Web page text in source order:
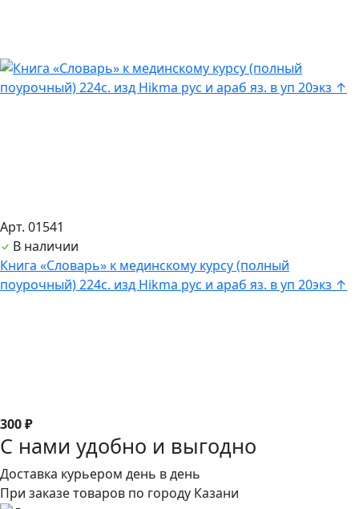
Арт. 01541
В наличии
Книга «Словарь» к мединскому курсу (полный
поурочный) 224с. изд Hikma рус и араб яз. в уп 20экз ↑
300 ₽
С нами удобно и выгодно
Доставка курьером день в день
При заказе товаров по городу Казани